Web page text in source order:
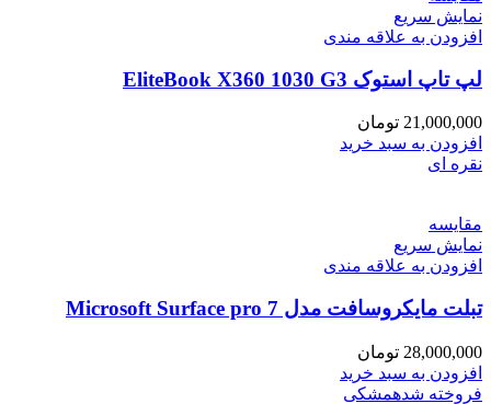
نمایش سریع
افزودن به علاقه مندی
لپ تاپ استوک EliteBook X360 1030 G3
21,000,000 تومان
افزودن به سبد خرید
نقره ای
مقايسه
نمایش سریع
افزودن به علاقه مندی
تبلت مایکروسافت مدل Microsoft Surface pro 7
28,000,000 تومان
افزودن به سبد خرید
فروخته شدهمشکی